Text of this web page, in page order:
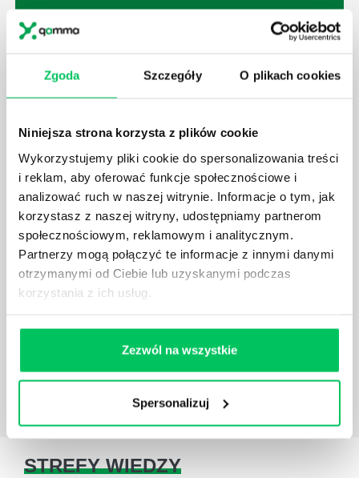
Zgoda Szczegóły O plikach cookies
Niniejsza strona korzysta z plików cookie
Wykorzystujemy pliki cookie do spersonalizowania treści
i reklam, aby oferować funkcje społecznościowe i
analizować ruch w naszej witrynie. Informacje o tym, jak
korzystasz z naszej witryny, udostępniamy partnerom
społecznościowym, reklamowym i analitycznym.
Partnerzy mogą połączyć te informacje z innymi danymi
otrzymanymi od Ciebie lub uzyskanymi podczas
korzystania z ich usług.
Zezwól na wszystkie
Spersonalizuj
JAK BRYGADZISTA MOŻE ROZWINĄĆ SWOJE
Menedżer to niezwykle ważne stanowisko w każdej
działu.
JAKĄ METODĘ ZARZĄDZANIA POWINIEN ZNAĆ
KAŻDY MENEDŻER?
Istnieje wiele metod zarządzania, które mogą okazać
jest jednak łatwe i warto mieć tego świadomość.
STREFY WIEDZY